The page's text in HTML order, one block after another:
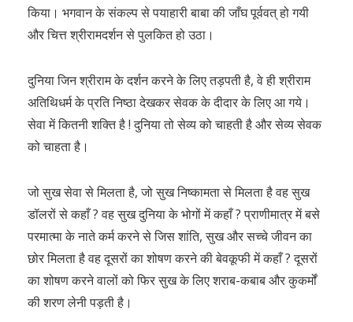
किया। भगवान के संकल्प से पयाहारी बाबा की जाँघ पूर्ववत् हो गयी
और चित्त श्रीरामदर्शन से पुलकित हो उठा।
दुनिया जिन श्रीराम के दर्शन करने के लिए तड़पती है, वे ही श्रीराम
अतिथिधर्म के प्रति निष्ठा देखकर सेवक के दीदार के लिए आ गये।
सेवा में कितनी शक्ति है ! दुनिया तो सेव्य को चाहती है और सेव्य सेवक
को चाहता है।
जो सुख सेवा से मिलता है, जो सुख निष्कामता से मिलता है वह सुख
डॉलरों से कहाँ ? वह सुख दुनिया के भोगों में कहाँ ? प्राणीमात्र में बसे
परमात्मा के नाते कर्म करने से जिस शांति, सुख और सच्चे जीवन का
छोर मिलता है वह दूसरों का शोषण करने की बेवकूफी में कहाँ ? दूसरों
का शोषण करने वालों को फिर सुख के लिए शराब-कबाब और कुकर्मों
की शरण लेनी पड़ती है।